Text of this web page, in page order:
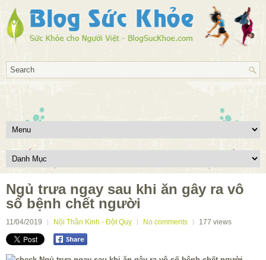
Ngủ trưa ngay sau khi ăn gây ra vô
số bệnh chết người
11/04/2019 Nội Thần Kinh - Đột Quỵ No comments 177 views